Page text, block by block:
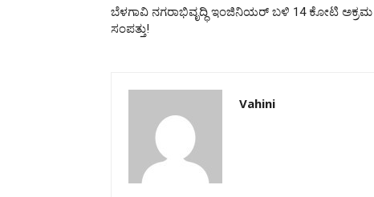
ಬೆಳಗಾವಿ ನಗರಾಭಿವೃದ್ಧಿ ಇಂಜಿನಿಯರ್ ಬಳಿ 14 ಕೋಟಿ ಅಕ್ರಮ
ಸಂಪತ್ತು!
Vahini